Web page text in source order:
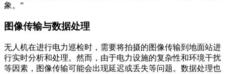
象。”
图像传输与数据处理
无人机在进行电力巡检时，需要将拍摄的图像传输到地面站进
行实时分析和处理。然而，由于电力设施的复杂性和环境干扰
等因素，图像传输可能会出现延迟或丢失等问题。数据处理也